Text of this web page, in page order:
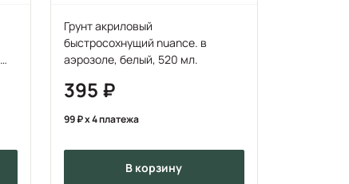
Грунт акриловый
быстросохнущий nuance. в
аэрозоле, белый, 520 мл.
395
99 x 4 платежа
в корзину